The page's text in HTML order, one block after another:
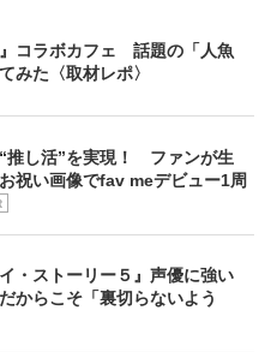
』コラボカフェ 話題の「人魚
みた〈取材レポ〉
推し活”を実現！ ファンが生
祝い画像でfav meデビュー1周
・ストーリー５』声優に強い
からこそ「裏切らないよう